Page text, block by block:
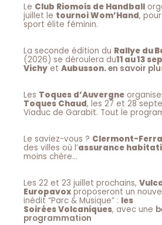
Le Club Riomois de Handball
juillet le tournoi Wom’Hand,
sport élite féminin.
La seconde édition du Rallye du
(2026) se déroulera du11 au 13
Vichy et Aubusson.en savoir
Les Toques d’Auvergne
Toques Chaud, les 27 et 28
Viaduc de Garabit. Tout le
Le saviez-vous ? Clermont-
des villes où l’assurance
moins chère…
Les 22 et 23 juillet prochains,
Europavox proposeront un
inédit “Parc & Musique” : les
Soirées Volcaniques, avec une
programmation